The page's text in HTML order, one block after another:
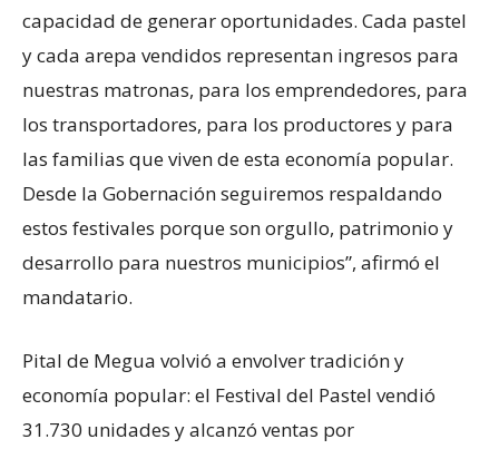
capacidad de generar oportunidades. Cada pastel
y cada arepa vendidos representan ingresos para
nuestras matronas, para los emprendedores, para
los transportadores, para los productores y para
las familias que viven de esta economía popular.
Desde la Gobernación seguiremos respaldando
estos festivales porque son orgullo, patrimonio y
desarrollo para nuestros municipios”, afirmó el
mandatario.
Pital de Megua volvió a envolver tradición y
economía popular: el Festival del Pastel vendió
31.730 unidades y alcanzó ventas por